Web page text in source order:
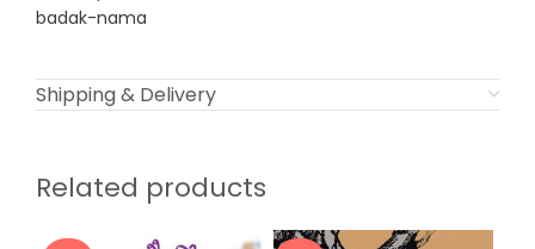
badak-nama
Shipping & Delivery
Related products